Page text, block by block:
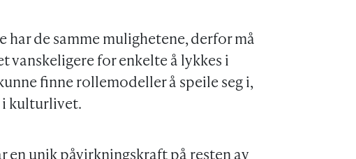
har de samme mulighetene, derfor må
vanskeligere for enkelte å lykkes i
finne rollemodeller å speile seg i,
i kulturlivet.
unik påvirkningskraft på resten av